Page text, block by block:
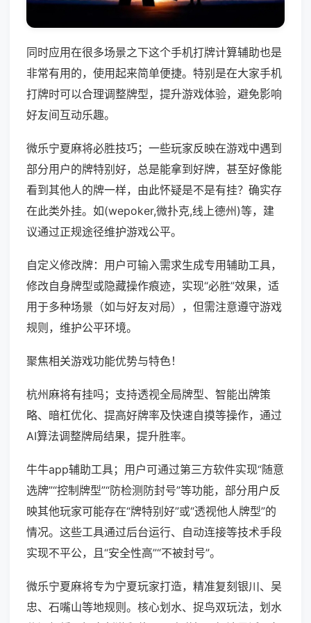
同时应用在很多场景之下这个手机打牌计算辅助也是
非常有用的，使用起来简单便捷。特别是在大家手机
打牌时可以合理调整牌型，提升游戏体验，避免影响
好友间互动乐趣。
微乐宁夏麻将必胜技巧；一些玩家反映在游戏中遇到
部分用户的牌特别好，总是能拿到好牌，甚至好像能
看到其他人的牌一样，由此怀疑是不是有挂？确实存
在此类外挂。如(wepoker,微扑克,线上德州)等，建
议通过正规途径维护游戏公平。
自定义修改牌：用户可输入需求生成专用辅助工具，
修改自身牌型或隐藏操作痕迹，实现“必胜”效果，适
用于多种场景（如与好友对局），但需注意遵守游戏
规则，维护公平环境。
聚焦相关游戏功能优势与特色！
杭州麻将有挂吗；支持透视全局牌型、智能出牌策
略、暗杠优化、提高好牌率及快速自摸等操作，通过
AI算法调整牌局结果，提升胜率。
牛牛app辅助工具；用户可通过第三方软件实现“随意
选牌”“控制牌型”“防检测防封号”等功能，部分用户反
映其他玩家可能存在“牌特别好”或“透视他人牌型”的
情况。这些工具通过后台运行、自动连接等技术手段
实现不平公，且“安全性高”“不被封号”。
微乐宁夏麻将专为宁夏玩家打造，精准复刻银川、吴
忠、石嘴山等地规则。核心划水、捉鸟双玩法，划水